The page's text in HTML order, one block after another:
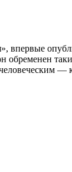
впервые
обременен
—